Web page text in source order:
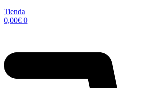
Tienda
0,00€ 0